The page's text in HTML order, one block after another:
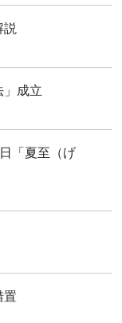
説
成立
「夏至（げ
置